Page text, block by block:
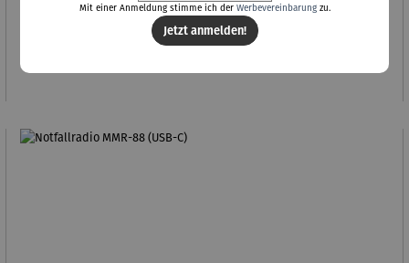
Notfallradio MMR-88 DAB+ (USB-C)
Mit einer Anmeldung stimme ich der Werbevereinbarungzu.
Jetzt anmelden!